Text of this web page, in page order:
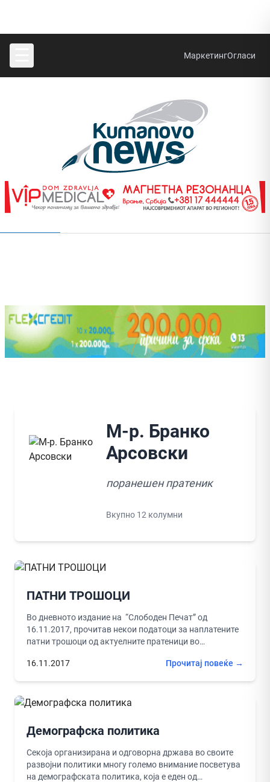
МаркетингОгласи
М-р. Бранко
Арсовски
поранешен пратеник
Вкупно 12 колумни
ПАТНИ ТРОШОЦИ
Во дневното издание на “Слободен Печат” од
16.11.2017, прочитав некои податоци за наплатените
патни трошоци од актуелните пратеници во
16.11.2017
Прочитај повеќе →
Демографска политика
Секоја организирана и одговорна држава во своите
развојни политики многу големо внимание посветува
на демографската политика, која е еден од